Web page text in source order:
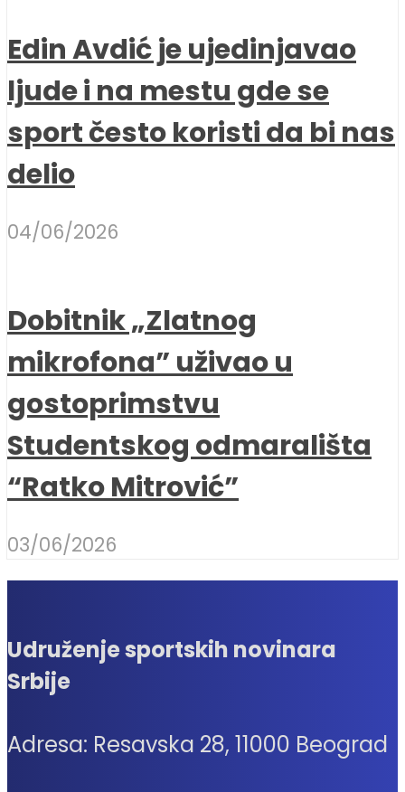
Edin Avdić je ujedinjavao
ljude i na mestu gde se
sport često koristi da bi nas
delio
04/06/2026
Dobitnik „Zlatnog
mikrofona” uživao u
gostoprimstvu
Studentskog odmarališta
“Ratko Mitrović”
03/06/2026
Udruženje sportskih novinara
Srbije
Adresa: Resavska 28, 11000 Beograd